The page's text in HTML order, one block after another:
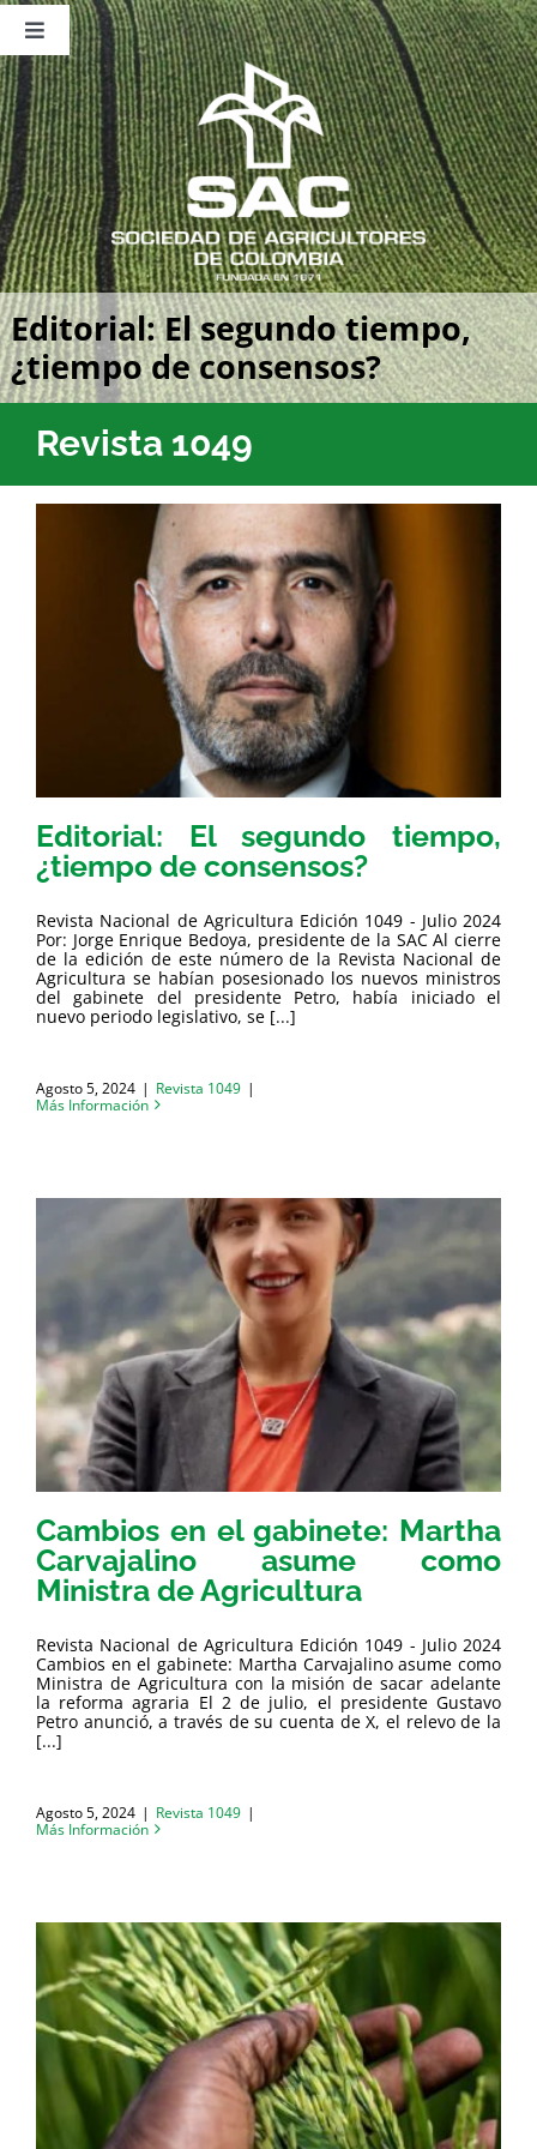
Saltar
contenido
Toggle
Navigation
Nosotros
Publicaciones
Sala de Prensa
Eventos
Editorial: El segundo tiempo,
¿tiempo de consensos?
Revista 1049
Editorial: El segundo tiempo,
¿tiempo de consensos?
Revista Nacional de Agricultura Edición 1049 - Julio 2024
Por: Jorge Enrique Bedoya, presidente de la SAC Al cierre
de la edición de este número de la Revista Nacional de
Agricultura se habían posesionado los nuevos ministros
del gabinete del presidente Petro, había iniciado el
nuevo periodo legislativo, se [...]
Agosto 5, 2024 | Revista 1049 |
Más Información
Cambios en el gabinete: Martha
Carvajalino asume como
Ministra de Agricultura
Revista Nacional de Agricultura Edición 1049 - Julio 2024
Cambios en el gabinete: Martha Carvajalino asume como
Ministra de Agricultura con la misión de sacar adelante
la reforma agraria El 2 de julio, el presidente Gustavo
Petro anunció, a través de su cuenta de X, el relevo de la
[...]
Agosto 5, 2024 | Revista 1049 |
Más Información